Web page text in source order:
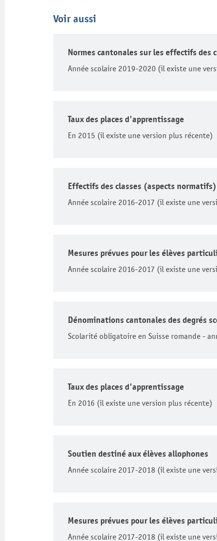
Voir aussi
Normes cantonales sur les effectifs des
Année scolaire 2019-2020 (il existe une
Taux des places d'apprentissage
En 2015 (il existe une version plus récente)
Effectifs des classes (aspects normatifs)
Année scolaire 2016-2017 (il existe une
Mesures prévues pour les élèves
Année scolaire 2016-2017 (il existe une
Dénominations cantonales des degrés
Scolarité obligatoire en Suisse romande -
Taux des places d'apprentissage
En 2016 (il existe une version plus récente)
Soutien destiné aux élèves allophones
Année scolaire 2017-2018 (il existe une
Mesures prévues pour les élèves
Année scolaire 2017-2018 (il existe une